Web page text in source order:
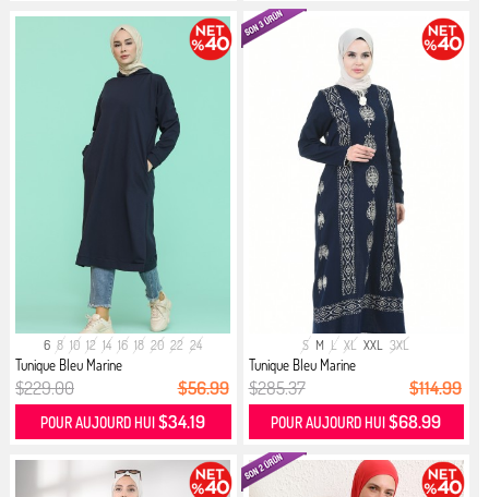
6 8 10 12 14 16 18 20 22 24
Tunique Bleu Marine
$229.00 $56.99
POUR AUJOURD HUI$34.19
S M L XL XXL 3XL
Tunique Bleu Marine
$285.37 $114.99
POUR AUJOURD HUI$68.99